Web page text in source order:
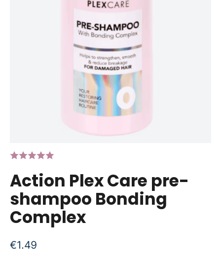
Action Plex Care pre-
shampoo Bonding
Complex
€1.49